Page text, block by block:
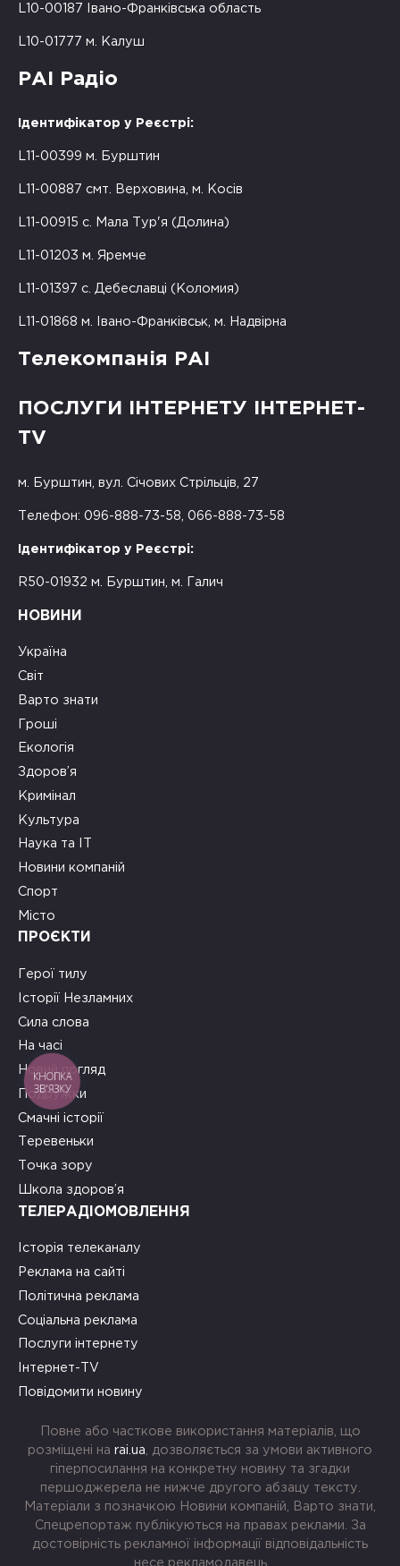
L10-00187 Івано-Франківська область
L10-01777 м. Калуш
РАІ Радіо
Ідентифікатор у Реєстрі:
L11-00399 м. Бурштин
L11-00887 смт. Верховина, м. Косів
L11-00915 с. Мала Тур'я (Долина)
L11-01203 м. Яремче
L11-01397 с. Дебеславці (Коломия)
L11-01868 м. Івано-Франківськ, м. Надвірна
Телекомпанія РАІ
ПОСЛУГИ ІНТЕРНЕТУ ІНТЕРНЕТ-
TV
м. Бурштин, вул. Січових Стрільців, 27
Телефон: 096-888-73-58, 066-888-73-58
Ідентифікатор у Реєстрі:
R50-01932 м. Бурштин, м. Галич
НОВИНИ
Україна
Світ
Варто знати
Гроші
Екологія
Здоров’я
Кримінал
Культура
Наука та ІТ
Новини компаній
Спорт
Місто
ПРОЄКТИ
Герої тилу
Історії Незламних
Сила слова
На часі
Новий погляд
Подружки
Смачні історії
Теревеньки
Точка зору
Школа здоров’я
ТЕЛЕРАДІОМОВЛЕННЯ
Історія телеканалу
Реклама на сайті
Політична реклама
Соціальна реклама
Послуги інтернету
Інтернет-TV
Повідомити новину
Повне або часткове використання матеріалів, що
розміщені на rai.ua , дозволяється за умови активного
гіперпосилання на конкретну новину та згадки
першоджерела не нижче другого абзацу тексту.
Матеріали з позначкою Новини компаній, Варто знати,
Спецрепортаж публікуються на правах реклами. За
достовірність рекламної інформації відповідальність
несе рекламодавець
КНОПКА
ЗВ'ЯЗКУ